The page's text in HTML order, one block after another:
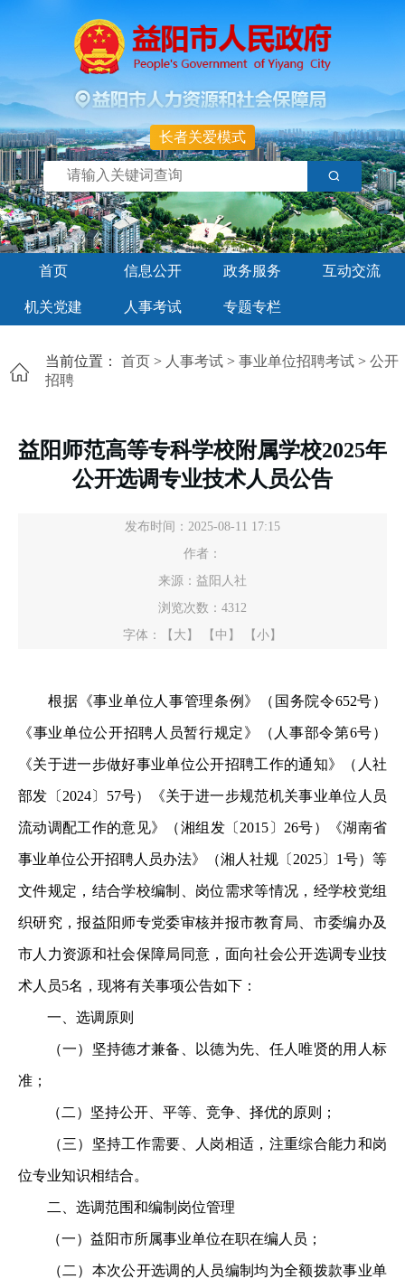
长者关爱模式
首页 信息公开 政务服务 互动交流
机关党建 人事考试 专题专栏
当前位置： 首页 > 人事考试 > 事业单位招聘考试 > 公开
招聘
益阳师范高等专科学校附属学校2025年
公开选调专业技术人员公告
发布时间：2025-08-11 17:15
作者：
来源：益阳人社
浏览次数： 4312
字体：
【大】 【中】 【小】
根据《事业单位人事管理条例》（国务院令652号）
《事业单位公开招聘人员暂行规定》（人事部令第6号）
《关于进一步做好事业单位公开招聘工作的通知》（人社
部发〔2024〕57号）《关于进一步规范机关事业单位人员
流动调配工作的意见》（湘组发〔2015〕26号）《湖南省
事业单位公开招聘人员办法》（湘人社规〔2025〕1号）等
文件规定，结合学校编制、岗位需求等情况，经学校党组
织研究，报益阳师专党委审核并报市教育局、市委编办及
市人力资源和社会保障局同意，面向社会公开选调专业技
术人员5名，现将有关事项公告如下：
一、选调原则
（一）坚持德才兼备、以德为先、任人唯贤的用人标
准；
（二）坚持公开、平等、竞争、择优的原则；
（三）坚持工作需要、人岗相适，注重综合能力和岗
位专业知识相结合。
二、选调范围和编制岗位管理
（一）益阳市所属事业单位在职在编人员；
（二）本次公开选调的人员编制均为全额拨款事业单